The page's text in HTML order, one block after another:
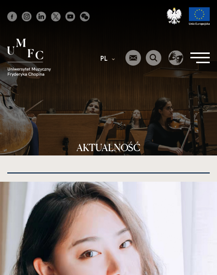
główna
PL
AKTUALNOŚĆ
kliknięcie
spowoduje
powiększenie
zdjęcia
do
rozmiarów
oryginalnych